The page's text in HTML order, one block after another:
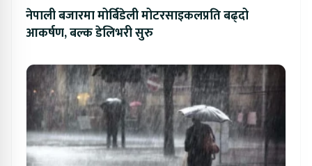
नेपाली बजारमा मोर्बिडेली मोटरसाइकलप्रति बढ्दो
आकर्षण, बल्क डेलिभरी सुरु